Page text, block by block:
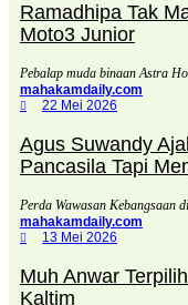
Ramadhipa Tak
Moto3 Junior
Pebalap muda binaan Astra
mahakamdaily.com
22 Mei 2026
Agus Suwandy
Pancasila Tapi
Perda Wawasan Kebangsaan
mahakamdaily.com
13 Mei 2026
Muh Anwar
Kaltim